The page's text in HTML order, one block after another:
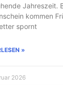
Jahreszeit.
kommen
spornt
»
2026